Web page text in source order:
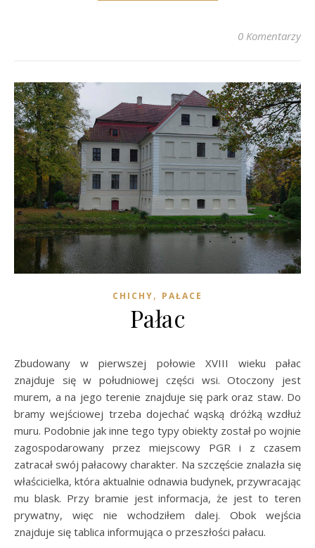
0 Komentarzy
CHICHY, PAŁACE
Pałac
Zbudowany w pierwszej połowie XVIII wieku pałac
znajduje się w południowej części wsi. Otoczony jest
murem, a na jego terenie znajduje się park oraz staw. Do
bramy wejściowej trzeba dojechać wąską dróżką wzdłuż
muru. Podobnie jak inne tego typy obiekty został po wojnie
zagospodarowany przez miejscowy PGR i z czasem
zatracał swój pałacowy charakter. Na szczęście znalazła się
właścicielka, która aktualnie odnawia budynek, przywracając
mu blask. Przy bramie jest informacja, że jest to teren
prywatny, więc nie wchodziłem dalej. Obok wejścia
znajduje się tablica informująca o przeszłości pałacu.